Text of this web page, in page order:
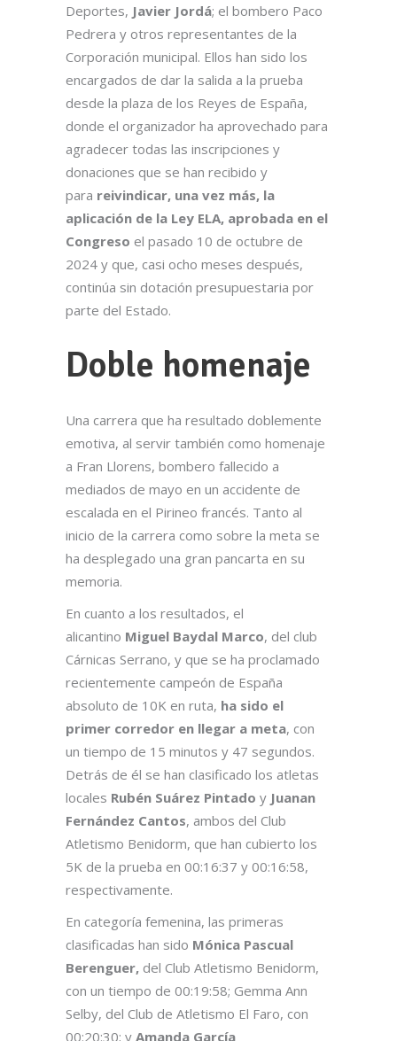
Deportes, Javier Jordá; el bombero Paco
Pedrera y otros representantes de la
Corporación municipal. Ellos han sido los
encargados de dar la salida a la prueba
desde la plaza de los Reyes de España,
donde el organizador ha aprovechado para
agradecer todas las inscripciones y
donaciones que se han recibido y
para reivindicar, una vez más, la
aplicación de la Ley ELA, aprobada en el
Congreso el pasado 10 de octubre de
2024 y que, casi ocho meses después,
continúa sin dotación presupuestaria por
parte del Estado.
Doble homenaje
Una carrera que ha resultado doblemente
emotiva, al servir también como homenaje
a Fran Llorens, bombero fallecido a
mediados de mayo en un accidente de
escalada en el Pirineo francés. Tanto al
inicio de la carrera como sobre la meta se
ha desplegado una gran pancarta en su
memoria.
En cuanto a los resultados, el
alicantino Miguel Baydal Marco, del club
Cárnicas Serrano, y que se ha proclamado
recientemente campeón de España
absoluto de 10K en ruta, ha sido el
primer corredor en llegar a meta, con
un tiempo de 15 minutos y 47 segundos.
Detrás de él se han clasificado los atletas
locales Rubén Suárez Pintado y Juanan
Fernández Cantos, ambos del Club
Atletismo Benidorm, que han cubierto los
5K de la prueba en 00:16:37 y 00:16:58,
respectivamente.
En categoría femenina, las primeras
clasificadas han sido Mónica Pascual
Berenguer, del Club Atletismo Benidorm,
con un tiempo de 00:19:58; Gemma Ann
Selby, del Club de Atletismo El Faro, con
00:20:30; y Amanda García